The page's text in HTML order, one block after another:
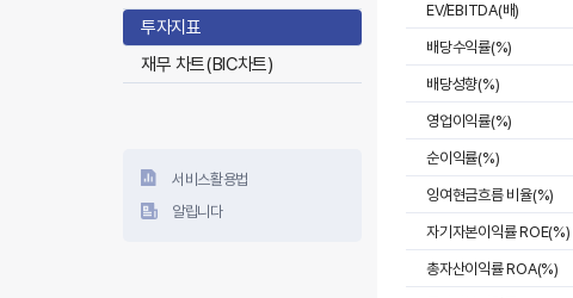
투자지표
재무 차트(BIC차트)
서비스활용법
알립니다
EV/EBITDA(배)
배당수익률(%)
배당성향(%)
영업이익률(%)
순이익률(%)
잉여현금흐름 비율(%)
자기자본이익률 ROE(%)
총자산이익률 ROA(%)